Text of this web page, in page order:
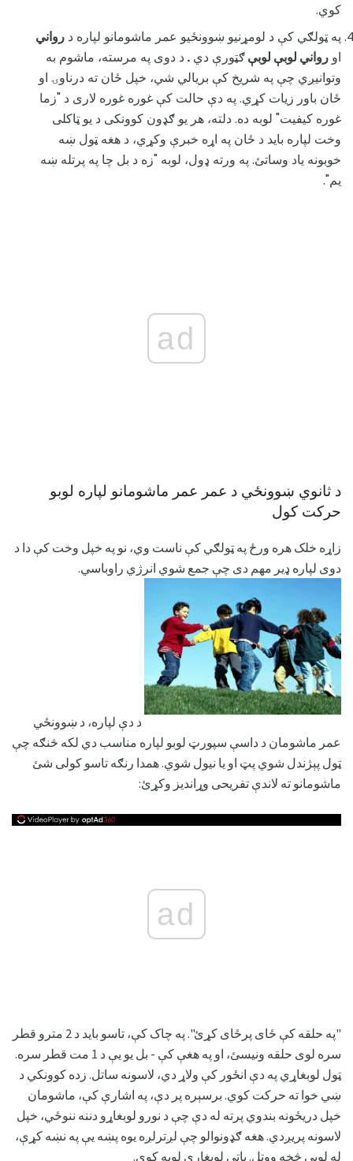
کوي.
په ټولګي کې د لومړنیو ښوونځیو عمر ماشومانو لپاره د رواني
او رواني لوبې لوبېګټورې دي .د دوی په مرسته، ماشوم به
وتوانيږي چې په شریخ کې بریالي شي، خپل ځان ته درناوۍ او
ځان باور زیات کړي. په دې حالت کې غوره غوره لاری د "زما
غوره کیفیت" لوبه ده. دلته، هر یو ګډون کوونکی د یو ټاکلی
وخت لپاره باید د ځان په اړه خبرې وکړي، د هغه ټول ښه
خوبونه یاد وساتئ. په ورته ډول، لوبه "زه د بل چا په پرتله ښه
یم".
ad
د ثانوي ښوونځي د عمر عمر ماشومانو لپاره لوبو
حرکت کول
زاړه خلک هره ورځ په ټولګي کې ناست وي، نو په خپل وخت کې دا د
دوی لپاره ډیر مهم دی چې جمع شوي انرژي راوباسي.
د دې لپاره، د ښوونځي
عمر ماشومان د داسې سپورټ لوبو لپاره مناسب دي لکه څنګه چې
ټول پېژندل شوي پټ او یا نیول شوي. همدا رنګه تاسو کولی شئ
ماشومانو ته لاندې تفریحی وړاندیز وکړئ:
ad
"په حلقه کې ځای پرځای کړئ". په چاک کې، تاسو باید د 2 مترو قطر
سره لوی حلقه ونیسئ، او په هغې کې - بل یو یې د 1 مت قطر سره.
ټول لوبغاړي په دې انځور کې ولاړ دي، لاسونه ساتل. زده کوونکي د
ښي خوا ته حرکت کوي. برسېره پر دې، په اشارې کې، ماشومان
خپل دریځونه بندوي پرته له دې چې د نورو لوبغاړو دننه ننوځي، خپل
لاسونه پریږدي. هغه ګډونوالو چې لږترلږه یوه پښه یې په نښه کړې،
له لوبې څخه ووتل. پاتې لوبغاړي لوبه کوي.